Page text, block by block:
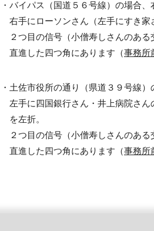
・バイパス（国道５６号線）の場合
右手にローソンさん（左手にすき家
２つ目の信号（小僧寿しさんのある
直進した四つ角にあります（事務所
・土佐市役所の通り（県道３９号線
左手に四国銀行さん・井上病院さん
を左折。
２つ目の信号（小僧寿しさんのある
直進した四つ角にあります（事務所